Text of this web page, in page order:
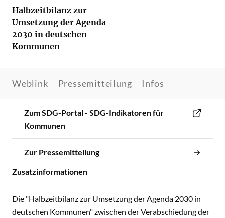
Halbzeitbilanz zur
Umsetzung der Agenda
2030 in deutschen
Kommunen
Weblink Pressemitteilung Infos
Zum SDG-Portal - SDG-Indikatoren für
Kommunen
Zur Pressemitteilung
Zusatzinformationen
Die "Halbzeitbilanz zur Umsetzung der Agenda 2030 in
deutschen Kommunen" zwischen der Verabschiedung der